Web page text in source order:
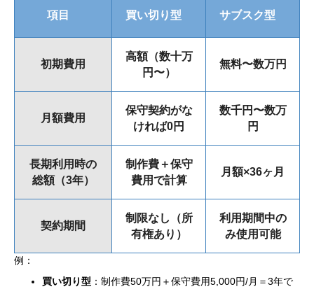
項目 買い切り型 サブスク型
初期費用
高額（数十万
円〜）
無料〜数万円
月額費用
保守契約がな
ければ0円
数千円〜数万
円
長期利用時の
総額（3年）
制作費＋保守
費用で計算
月額×36ヶ月
契約期間
制限なし（所
有権あり）
利用期間中の
み使用可能
例：
買い切り型 ：制作費50万円＋保守費用5,000円/月＝3年で